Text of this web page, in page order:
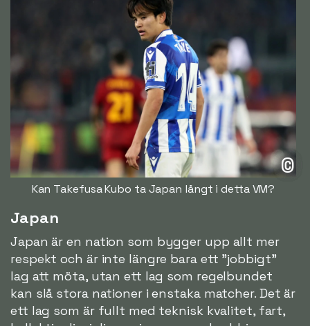
©
Kan Takefusa Kubo ta Japan långt i detta VM?
Japan
Japan är en nation som bygger upp allt mer
respekt och är inte längre bara ett "jobbigt"
lag att möta, utan ett lag som regelbundet
kan slå stora nationer i enstaka matcher. Det är
ett lag som är fullt med teknisk kvalitet, fart,